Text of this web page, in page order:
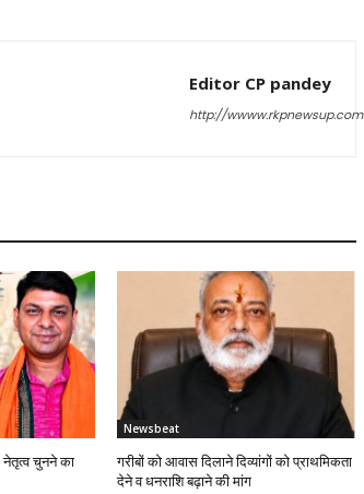
Editor CP pandey
http://wwww.rkpnewsup.com
नेतृत्व चुनने का
Newsbeat
गरीबों को आवास दिलाने दिव्यांगों को प्राथमिकता
देने व धनराशि बढ़ाने की मांग